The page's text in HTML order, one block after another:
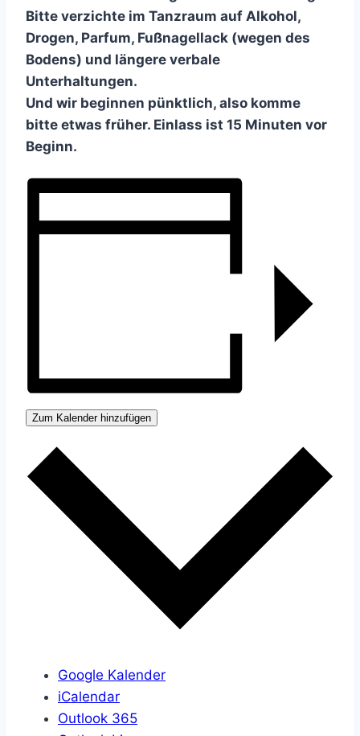
Bitte verzichte im Tanzraum auf Alkohol,
Drogen, Parfum, Fußnagellack (wegen des
Bodens) und längere verbale
Unterhaltungen.
Und wir beginnen pünktlich, also komme
bitte etwas früher. Einlass ist 15 Minuten vor
Beginn.
Zum Kalender hinzufügen
Google Kalender
iCalendar
Outlook 365